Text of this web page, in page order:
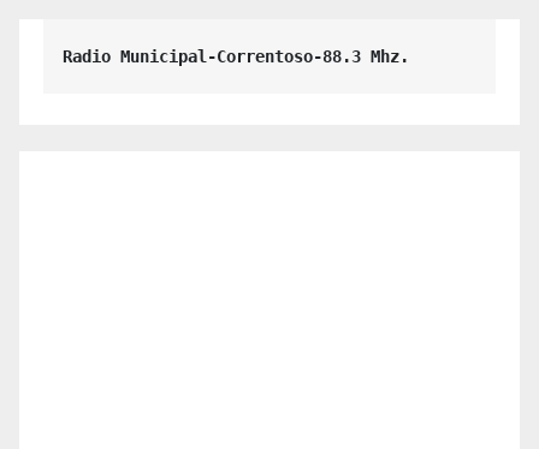
Radio Municipal-Correntoso-88.3 Mhz.